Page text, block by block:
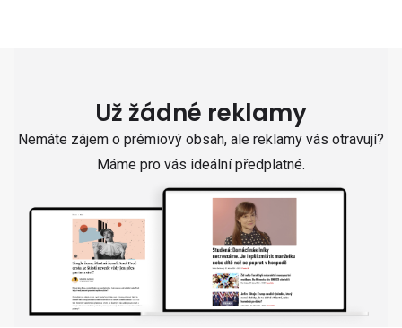
Už žádné reklamy
Nemáte zájem o prémiový obsah, ale reklamy vás otravují?
Máme pro vás ideální předplatné.